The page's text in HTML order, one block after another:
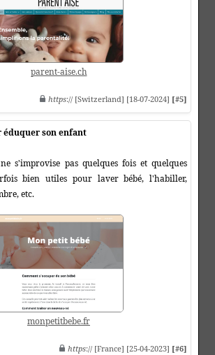
parent-aise.ch
https:// [Switzerland] [18-07-2024] [#5]
éduquer son enfant
s'improvise pas quelques fois et quelques
bien utiles pour laver bébé, l'habiller,
etc.
monpetitbebe.fr
https:// [France] [25-04-2023] [#6]